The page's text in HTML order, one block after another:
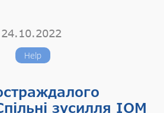
24.10.2022
Help
зусилля IOM